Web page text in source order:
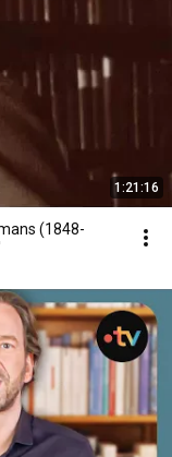
1:21:16
(1848-